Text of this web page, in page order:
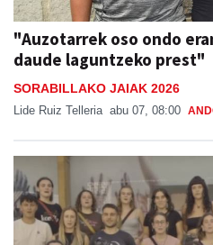
"Auzotarrek oso ondo
daude laguntzeko prest"
SORABILLAKO JAIAK 2026
Lide Ruiz Telleria abu 07, 08:00